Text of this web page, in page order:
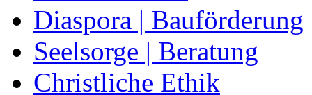
Diaspora | Bauförderung
Seelsorge | Beratung
Christliche Ethik